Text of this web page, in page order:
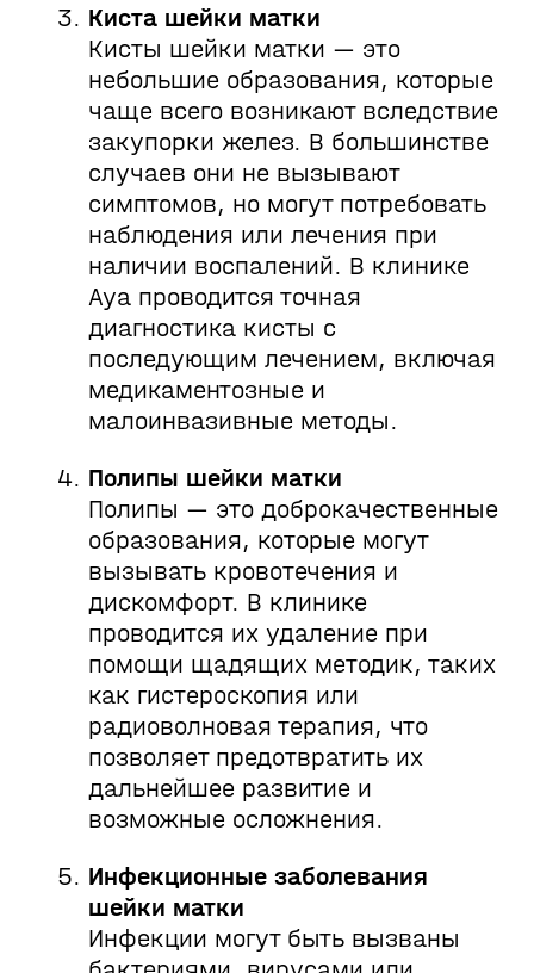
Киста шейки матки
Кисты шейки матки — это
небольшие образования, которые
чаще всего возникают вследствие
закупорки желез. В большинстве
случаев они не вызывают
симптомов, но могут потребовать
наблюдения или лечения при
наличии воспалений. В клинике
Aya проводится точная
диагностика кисты с
последующим лечением, включая
медикаментозные и
малоинвазивные методы.
Полипы шейки матки
Полипы — это доброкачественные
образования, которые могут
вызывать кровотечения и
дискомфорт. В клинике
проводится их удаление при
помощи щадящих методик, таких
как гистероскопия или
радиоволновая терапия, что
позволяет предотвратить их
дальнейшее развитие и
возможные осложнения.
Инфекционные заболевания
шейки матки
Инфекции могут быть вызваны